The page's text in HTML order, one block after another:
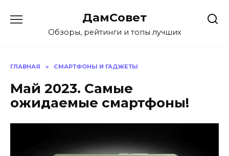
содержанию
ДамСовет
Обзоры, рейтинги и топы лучших
ГЛАВНАЯ » СМАРТФОНЫ И ГАДЖЕТЫ
Май 2023. Самые
ожидаемые смартфоны!